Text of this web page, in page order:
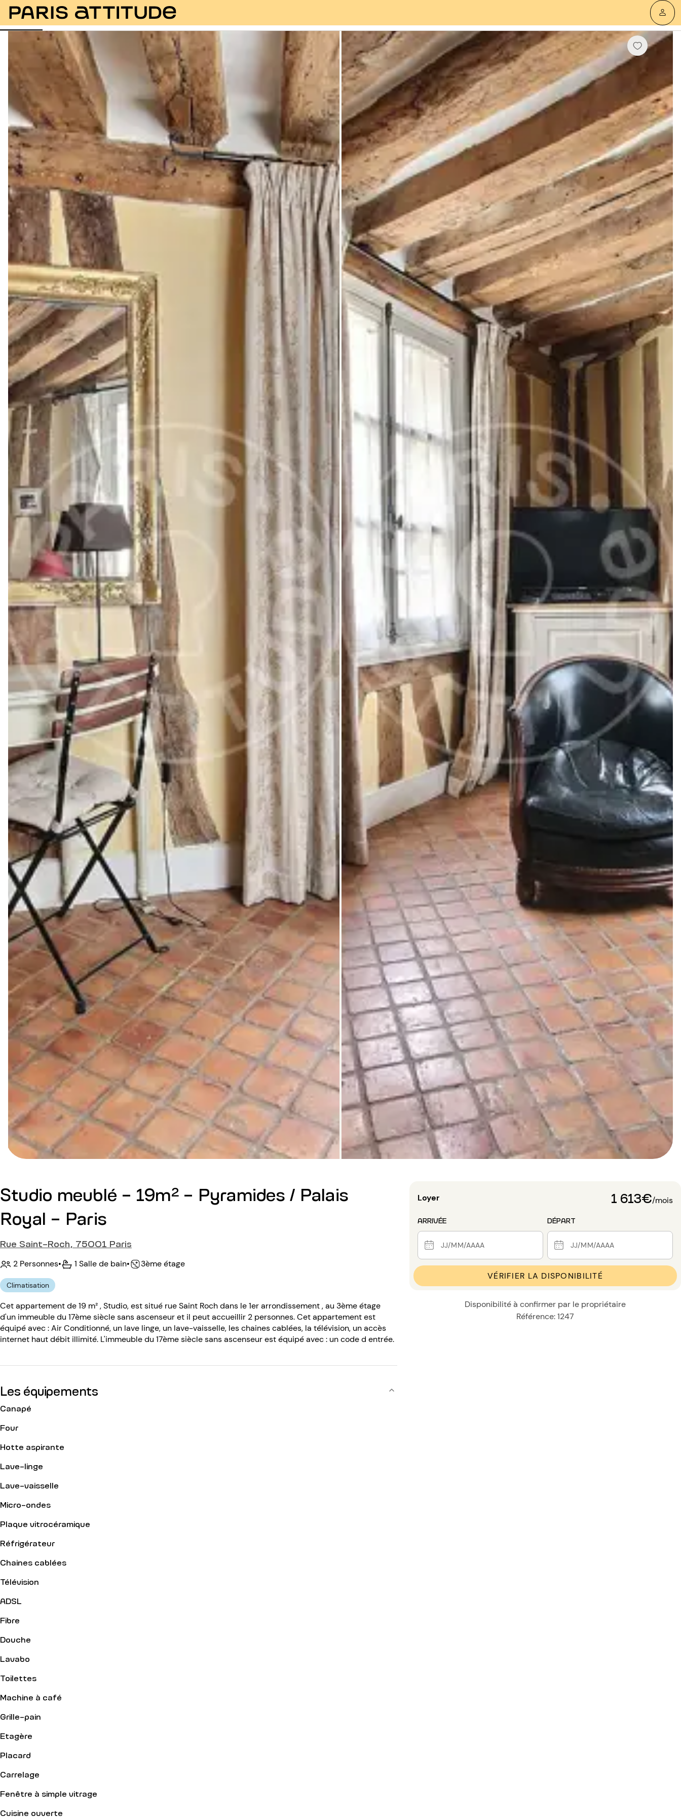
Photos Description Equipements Pièces
Studio meublé - 19m² - Pyramides / Palais
Royal - Paris
Rue Saint-Roch, 75001 Paris
2 Personnes• 1 Salle de bain• 3ème étage
Climatisation
Cet appartement de 19 m² , Studio, est situé rue Saint Roch dans le 1er arrondissement , au 3ème étage
d'un immeuble du 17ème siècle sans ascenseur et il peut accueillir 2 personnes. Cet appartement est
équipé avec : Air Conditionné, un lave linge, un lave-vaisselle, les chaines cablées, la télévision, un accès
internet haut débit illimité. L'immeuble du 17ème siècle sans ascenseur est équipé avec : un code d entrée.
Les équipements
Canapé
Four
Hotte aspirante
Lave-linge
Lave-vaisselle
Micro-ondes
Plaque vitrocéramique
Réfrigérateur
Chaines cablées
Télévision
ADSL
Fibre
Douche
Lavabo
Toilettes
Machine à café
Grille-pain
Etagère
Placard
Carrelage
Fenêtre à simple vitrage
Cuisine ouverte
Loyer 1 613€/mois
ARRIVÉE DÉPART
VÉRIFIER LA DISPONIBILITÉ
Disponibilité à confirmer par le propriétaire
Référence: 1247